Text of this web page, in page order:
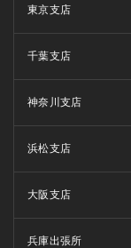
東京支店
千葉支店
神奈川支店
浜松支店
大阪支店
兵庫出張所